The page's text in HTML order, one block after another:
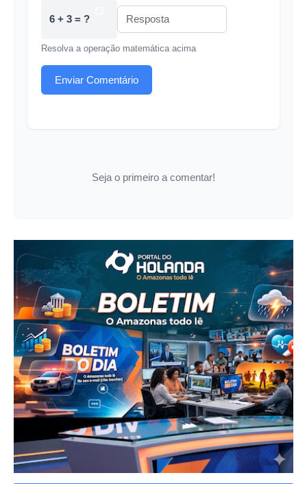
6 + 3 = ?
Resolva a operação matemática acima
Enviar Comentário
Seja o primeiro a comentar!